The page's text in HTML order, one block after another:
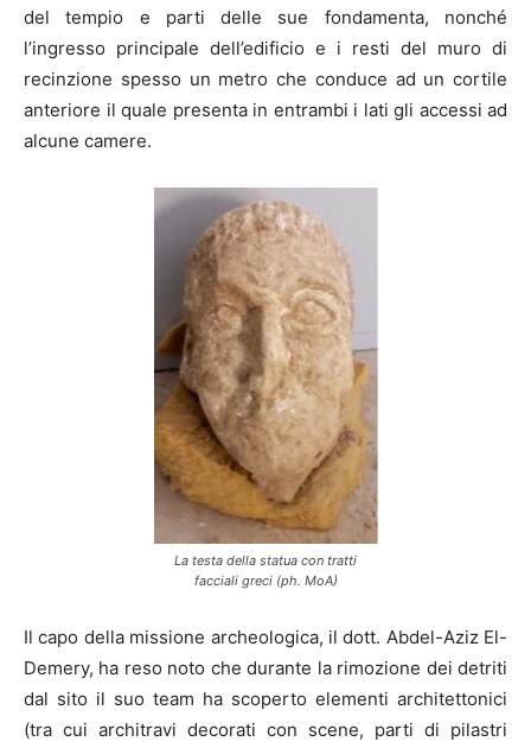
del tempio e parti delle sue fondamenta, nonché
l’ingresso principale dell’edificio e i resti del muro di
recinzione spesso un metro che conduce ad un cortile
anteriore il quale presenta in entrambi i lati gli accessi ad
alcune camere.
La testa della statua con tratti
facciali greci (ph. MoA)
Il capo della missione archeologica, il dott. Abdel-Aziz El-
Demery, ha reso noto che durante la rimozione dei detriti
dal sito il suo team ha scoperto elementi architettonici
(tra cui architravi decorati con scene, parti di pilastri